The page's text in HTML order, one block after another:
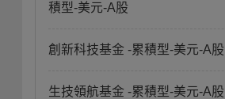
積型-美元-A股
創新科技基金 -累積型-美元-A股
生技領航基金 -累積型-美元-A股